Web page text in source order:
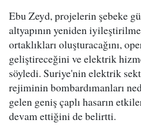
Ebu Zeyd, projelerin şebeke
altyapının yeniden
ortaklıkları oluşturacağını,
geliştireceğini ve elektrik
söyledi. Suriye'nin elektrik
rejiminin bombardımanları
gelen geniş çaplı hasarın
devam ettiğini de belirtti.